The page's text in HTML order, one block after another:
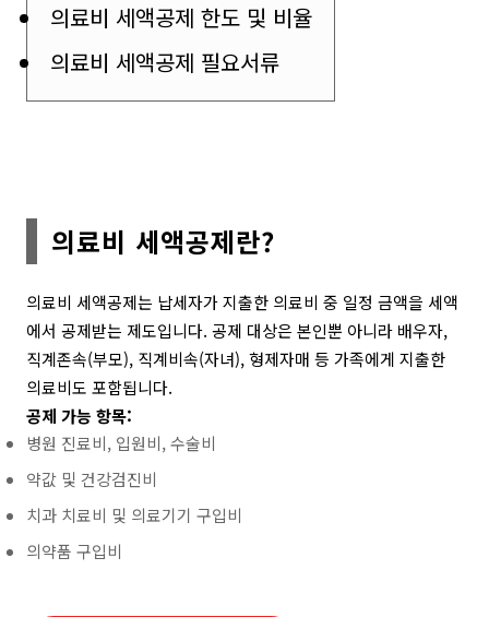
의료비 세액공제 한도 및 비율
의료비 세액공제 필요서류
의료비 세액공제란?
의료비 세액공제는 납세자가 지출한 의료비 중 일정 금액을 세액
에서 공제받는 제도입니다. 공제 대상은 본인뿐 아니라 배우자,
직계존속(부모), 직계비속(자녀), 형제자매 등 가족에게 지출한
의료비도 포함됩니다.
공제 가능 항목:
병원 진료비, 입원비, 수술비
약값 및 건강검진비
치과 치료비 및 의료기기 구입비
의약품 구입비